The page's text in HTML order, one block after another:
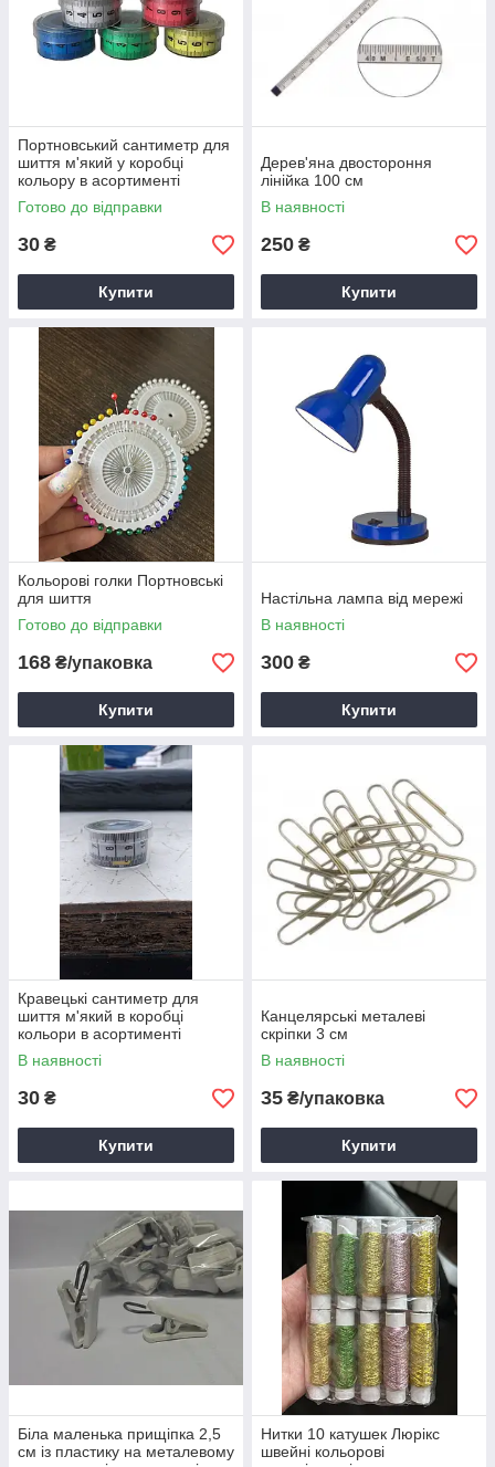
Портновський сантиметр для
шиття м'який у коробці
кольору в асортименті
Готово до відправки
30 ₴
Купити
Дерев'яна двостороння
лінійка 100 см
В наявності
250 ₴
Купити
Кольорові голки Портновські
для шиття
Готово до відправки
168 ₴/упаковка
Купити
Настільна лампа від мережі
В наявності
300 ₴
Купити
Кравецькі сантиметр для
шиття м'який в коробці
кольори в асортименті
В наявності
30 ₴
Купити
Канцелярські металеві
скріпки 3 см
В наявності
35 ₴/упаковка
Купити
Біла маленька прищіпка 2,5
см із пластику на металевому
Нитки 10 катушек Люрікс
швейні кольорові